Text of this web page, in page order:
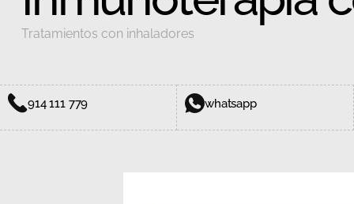
Tratamientos con inhaladores
914 111 779 whatsapp